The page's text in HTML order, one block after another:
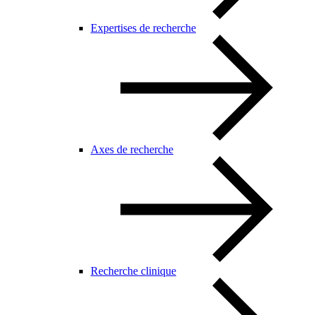
Expertises de recherche
Axes de recherche
Recherche clinique